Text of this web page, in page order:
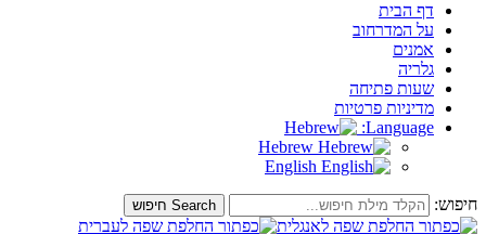
דף הבית
על המדרחוב
אמנים
גלריה
שעות פתיחה
מדיניות פרטיות
Language:
חיפוש: